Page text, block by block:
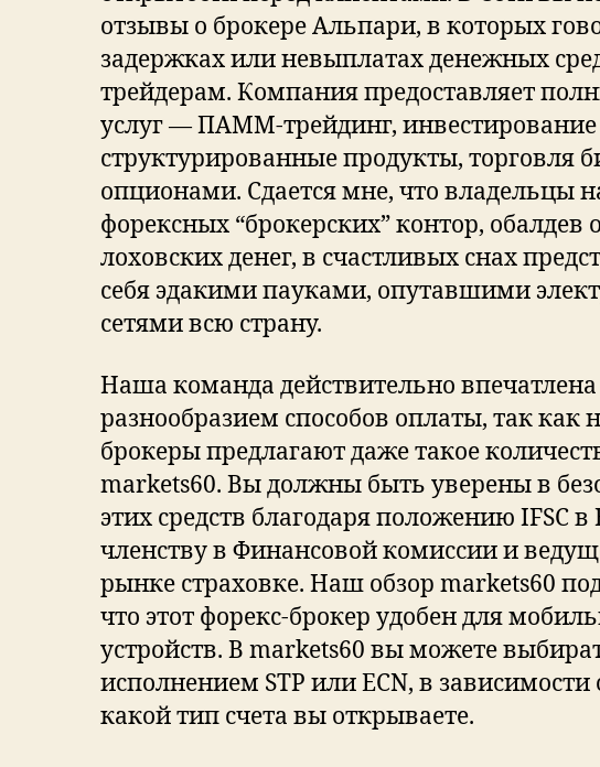
отзывы о брокере Альпари, в которых
задержках или невыплатах денежных
трейдерам. Компания предоставляет
услуг — ПАММ-трейдинг, инвестирование
структурированные продукты, торговля
опционами. Сдается мне, что владельцы
форексных “брокерских” контор, обалдев
лоховских денег, в счастливых снах
себя эдакими пауками, опутавшими
сетями всю страну.
Наша команда действительно впечатлена
разнообразием способов оплаты, так как
брокеры предлагают даже такое
markets60. Вы должны быть уверены в
этих средств благодаря положению IFSC в
членству в Финансовой комиссии и
рынке страховке. Наш обзор markets60
что этот форекс-брокер удобен для
устройств. В markets60 вы можете
исполнением STP или ECN, в зависимости
какой тип счета вы открываете.